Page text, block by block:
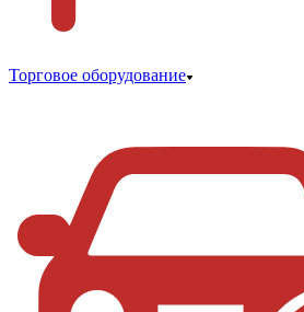
Торговое оборудование